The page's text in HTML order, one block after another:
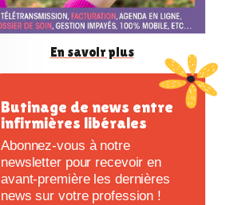
n
e
En savoir plus
Butinage de news entre
infirmières libérales
Abonnez-vous à notre
newsletter pour recevoir en
avant-première les dernières
news sur votre profession !